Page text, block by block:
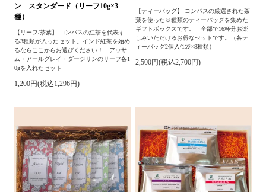
ン スタンダード（リーフ10g×3
種）
【リーフ/茶葉】 コンパスの紅茶を代表す
る3種類が入ったセット。インド紅茶を始め
るならここからお選びください！ アッサ
ム・アールグレイ・ダージリンのリーフ各1
0gを入れたセット
1,200円(税込1,296円)
【ティーバッグ】 コンパスの厳選された茶
葉を使った８種類のティーバッグを集めた
ギフトボックスです。 全部で16杯分お楽
しみいただけるお得なセットです。（各テ
ィーバッグ2個入/1袋×8種類）
2,500円(税込2,700円)